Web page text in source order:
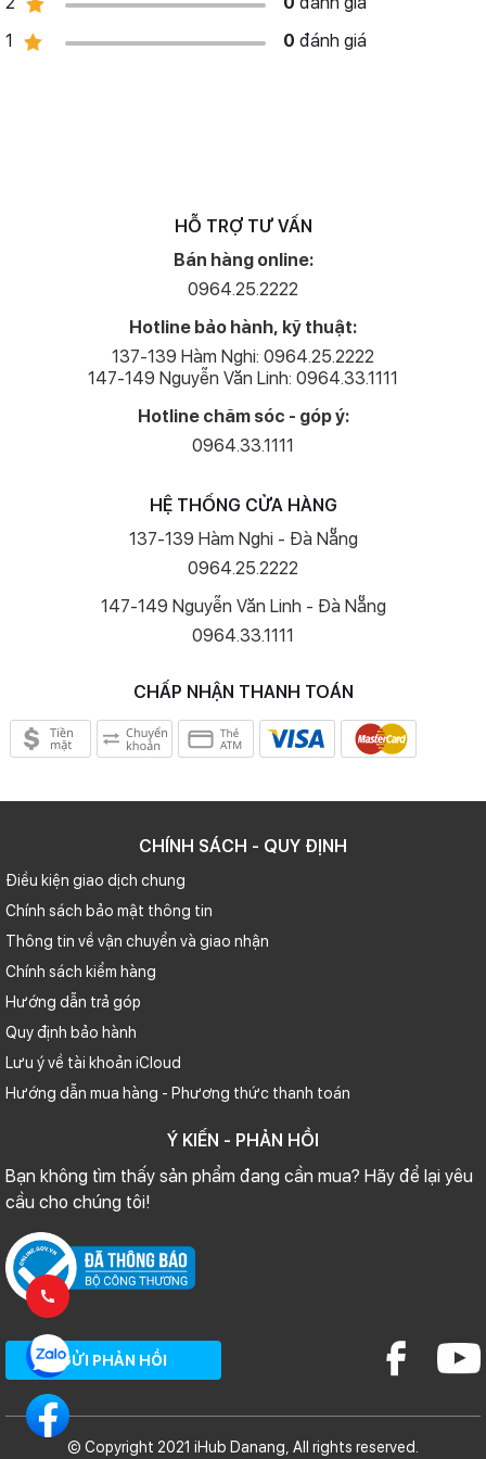
Camera của iPhone 12 đều được đánh giá cao bởi tất cả những
Apple năm nay sử dụng cảm biến mới với khả năng bắt sáng tốt hơn
nên hình ảnh chụp thiếu sáng ngon hơn so với iPhone 11, kết hợp với
nhiều chức năng phần mềm và cải tiến ảnh bằng thuật toán nay
cũng đã được áp dụng cho camera góc siêu rộng, trước đây trên
iPhone 11 thì camera này thiệt thòi hơn.
1
0 đánh giá
HỖ TRỢ TƯ VẤN
Bán hàng online:
0964.25.2222
Hotline bảo hành, kỹ thuật:
137-139 Hàm Nghi: 0964.25.2222
147-149 Nguyễn Văn Linh: 0964.33.1111
Hotline chăm sóc - góp ý:
0964.33.1111
HỆ THỐNG CỬA HÀNG
137-139 Hàm Nghi - Đà Nẵng
0964.25.2222
147-149 Nguyễn Văn Linh - Đà Nẵng
0964.33.1111
CHẤP NHẬN THANH TOÁN
CHÍNH SÁCH - QUY ĐỊNH
Điều kiện giao dịch chung
Chính sách bảo mật thông tin
Thông tin về vận chuyển và giao nhận
Chính sách kiểm hàng
Hướng dẫn trả góp
Quy định bảo hành
Lưu ý về tài khoản iCloud
Hướng dẫn mua hàng - Phương thức thanh toán
Ý KIẾN - PHẢN HỒI
Bạn không tìm thấy sản phẩm đang cần mua? Hãy để lại yêu
cầu cho chúng tôi!
GỬI PHẢN HỒI
© Copyright 2021 iHub Danang, All rights reserved.